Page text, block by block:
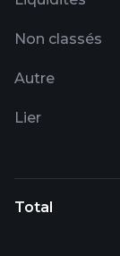
Non classés
Autre
Lier
Total